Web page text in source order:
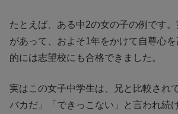
たとえば、ある中2の女の子の例です
があって、およそ1年をかけて自尊心
的には志望校にも合格できました。
実はこの女子中学生は、兄と比較され
バカだ」「できっこない」と言われ続